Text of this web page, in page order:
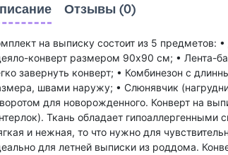
Отзывы (0)
на выписку состоит из 5 предметов:
конверт размером 90х90 см; • Лента-
завернуть конверт; • Комбинезон с
швами наружу; • Слюнявчик
для новорожденного. Конверт на
Ткань обладает гипоаллергенными
и нежная, то что нужно для
для летней выписки из роддома.